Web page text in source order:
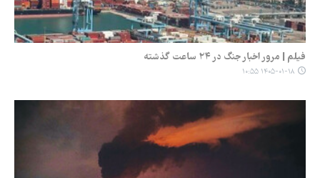
فیلم | مرور اخبار جنگ در ۲۴ ساعت گذشته
۱۴۰۵-۰۱-۱۸ ۱۰:۵۵